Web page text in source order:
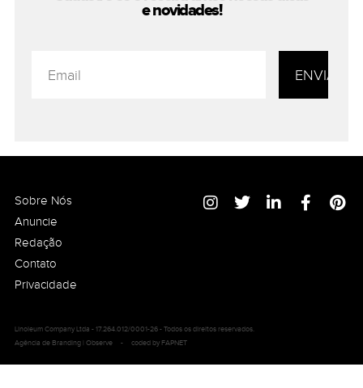
e novidades!
Sobre Nós
Anuncie
Redação
Contato
Privacidade
Linoleum Company Ltda - 17.264.012/0001-26 - Todos os direitos reservados.
Agência de Branding | Observe
- coded by FAPNET